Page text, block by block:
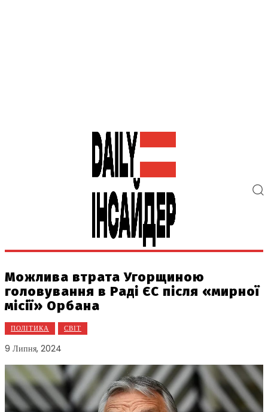
Можлива втрата Угорщиною
головування в Раді ЄС після «мирної
місії» Орбана
ПОЛІТИКА СВІТ
9 Липня, 2024